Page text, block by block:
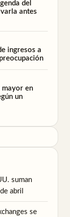
del
antes
ingresos a
mayor en
un
suman
abril
se